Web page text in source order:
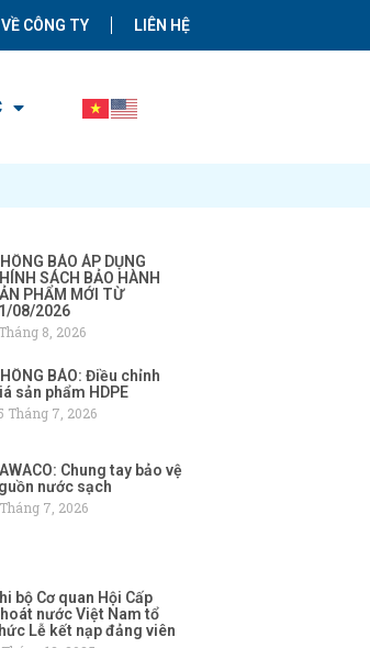
VỀ CÔNG TY LIÊN HỆ
BÁO ÁP DỤNG
SÁCH BẢO HÀNH
PHẨM MỚI TỪ
08/2026
8, 2026
BÁO: Điều chỉnh
sản phẩm HDPE
Tháng 7, 2026
Chung tay bảo vệ
nước sạch
7, 2026
bộ Cơ quan Hội Cấp
nước Việt Nam tổ
Lễ kết nạp đảng viên